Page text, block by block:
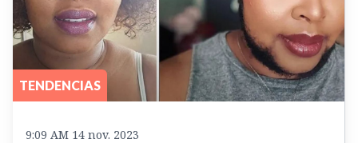
TENDENCIAS
9:09 AM 14 nov. 2023